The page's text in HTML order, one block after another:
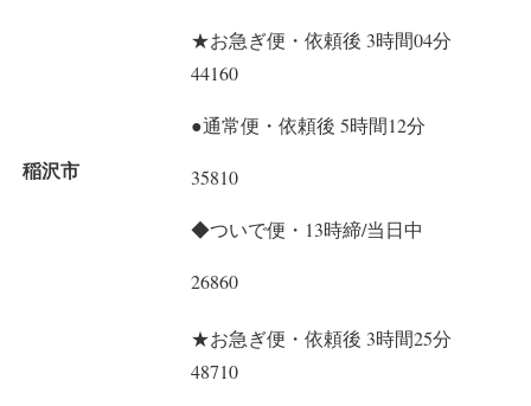
稲沢市
★お急ぎ便・依頼後 3時間04分
44160
●通常便・依頼後 5時間12分
35810
◆ついで便・13時締/当日中
26860
★お急ぎ便・依頼後 3時間25分
48710